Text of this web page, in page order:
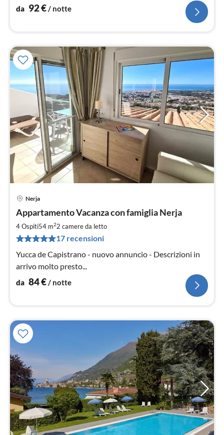
da 92€/ notte
Nerja
Appartamento Vacanza con famiglia Nerja
4 Ospiti54 m22 camere da letto
17 recensioni
Yucca de Capistrano - nuovo annuncio - Descrizioni in
arrivo molto presto...
da 84€/ notte